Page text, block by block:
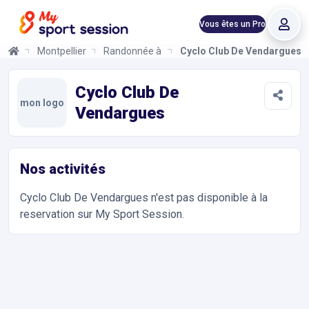
Vous êtes un Pro
Montpellier Randonnée à VéloCyclo Club De Vendargues
mon logo
Cyclo Club De
Vendargues
Nos activités
Cyclo Club De Vendargues n'est pas disponible à la
reservation sur My Sport Session.